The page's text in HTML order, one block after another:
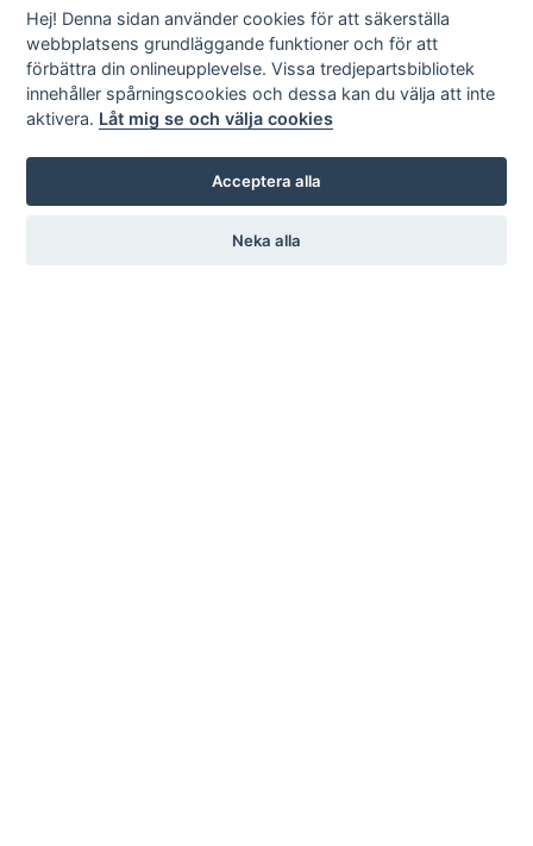
Hej! Denna sidan använder cookies för att säkerställa
webbplatsens grundläggande funktioner och för att
förbättra din onlineupplevelse. Vissa tredjepartsbibliotek
innehåller spårningscookies och dessa kan du välja att inte
aktivera. Låt mig se och välja cookies
Acceptera alla
Neka alla